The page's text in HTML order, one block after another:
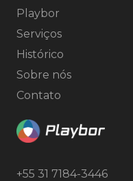
Playbor
Serviços
Histórico
Sobre nós
Contato
+55 31 7184-3446